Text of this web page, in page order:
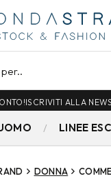
ISCRIVITI ALLA
LINEE
DONNA